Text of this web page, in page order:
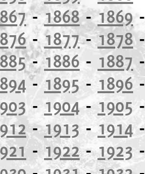
-1868-1869
-1877-1878
-1886 - 1887
- 1895-1896
- 1904-1905
-1913 -1914
-1922-1923